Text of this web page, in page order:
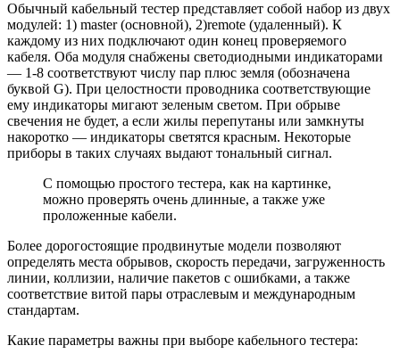
Обычный кабельный тестер представляет собой набор из двух
модулей: 1) master (основной), 2)remote (удаленный). К
каждому из них подключают один конец проверяемого
кабеля. Оба модуля снабжены светодиодными индикаторами
— 1-8 соответствуют числу пар плюс земля (обозначена
буквой G). При целостности проводника соответствующие
ему индикаторы мигают зеленым светом. При обрыве
свечения не будет, а если жилы перепутаны или замкнуты
накоротко — индикаторы светятся красным. Некоторые
приборы в таких случаях выдают тональный сигнал.
С помощью простого тестера, как на картинке,
можно проверять очень длинные, а также уже
проложенные кабели.
Более дорогостоящие продвинутые модели позволяют
определять места обрывов, скорость передачи, загруженность
линии, коллизии, наличие пакетов с ошибками, а также
соответствие витой пары отраслевым и международным
стандартам.
Какие параметры важны при выборе кабельного тестера: